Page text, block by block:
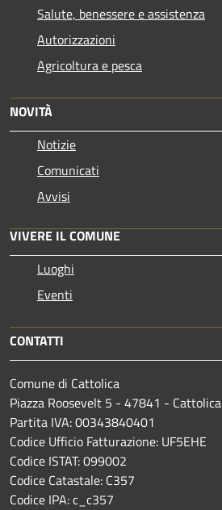
Salute, benessere e assistenza
Autorizzazioni
Agricoltura e pesca
NOVITÀ
Notizie
Comunicati
Avvisi
VIVERE IL COMUNE
Luoghi
Eventi
CONTATTI
Comune di Cattolica
Piazza Roosevelt 5 - 47841 - Cattolica
Partita IVA: 00343840401
Codice Ufficio Fatturazione: UF5EHE
Codice ISTAT: 099002
Codice Catastale: C357
Codice IPA: c_c357